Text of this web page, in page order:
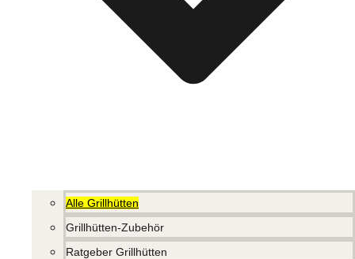
Alle Grillhütten
Grillhütten-Zubehör
Ratgeber Grillhütten